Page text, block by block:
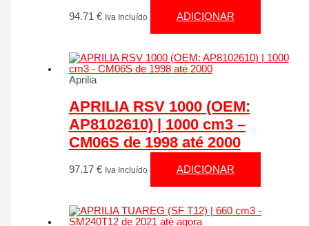
94.71 € Iva Incluído ADICIONAR
Aprilia
APRILIA RSV 1000 (OEM:
AP8102610) | 1000 cm3 –
CM06S de 1998 até 2000
97.17 € Iva Incluído ADICIONAR